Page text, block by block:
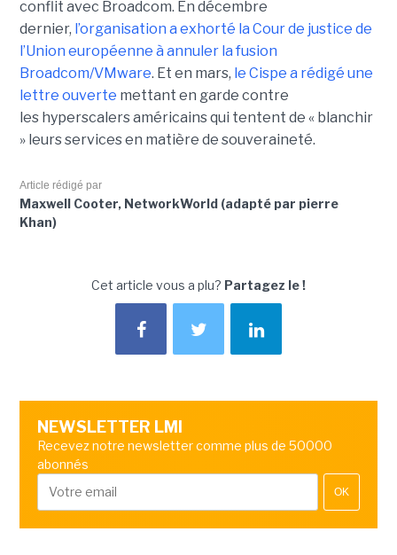
conflit avec Broadcom. En décembre
dernier, l’organisation a exhorté la Cour de justice de
l’Union européenne à annuler la fusion
Broadcom/VMware. Et en mars, le Cispe a rédigé une
lettre ouverte mettant en garde contre
les hyperscalers américains qui tentent de « blanchir
» leurs services en matière de souveraineté.
Article rédigé par
Maxwell Cooter, NetworkWorld (adapté par pierre
Khan)
Cet article vous a plu? Partagez le !
NEWSLETTER LMI
Recevez notre newsletter comme plus de 50000
abonnés
OK